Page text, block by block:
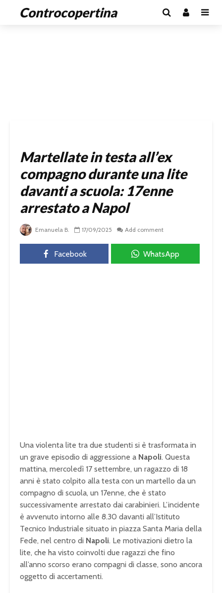
Controcopertina
Martellate in testa all’ex
compagno durante una lite
davanti a scuola: 17enne
arrestato a Napol
Emanuela B. 17/09/2025 Add comment
Facebook WhatsApp
Una violenta lite tra due studenti si è trasformata in
un grave episodio di aggressione a Napoli. Questa
mattina, mercoledì 17 settembre, un ragazzo di 18
anni è stato colpito alla testa con un martello da un
compagno di scuola, un 17enne, che è stato
successivamente arrestato dai carabinieri. L’incidente
è avvenuto intorno alle 8.30 davanti all’Istituto
Tecnico Industriale situato in piazza Santa Maria della
Fede, nel centro di Napoli. Le motivazioni dietro la
lite, che ha visto coinvolti due ragazzi che fino
all’anno scorso erano compagni di classe, sono ancora
oggetto di accertamenti.